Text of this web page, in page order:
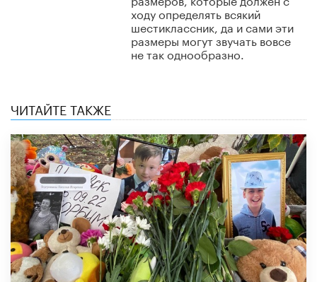
ходу определять всякий
шестиклассник, да и сами эти
размеры могут звучать вовсе
не так однообразно.
ЧИТАЙТЕ ТАКЖЕ